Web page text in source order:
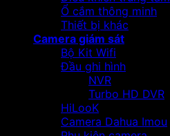
Ổ cắm thông minh
Thiết bị khác
Camera giám sát
Bộ Kit Wifi
Đầu ghi hình
NVR
Turbo HD DVR
HiLooK
Camera Dahua Imou